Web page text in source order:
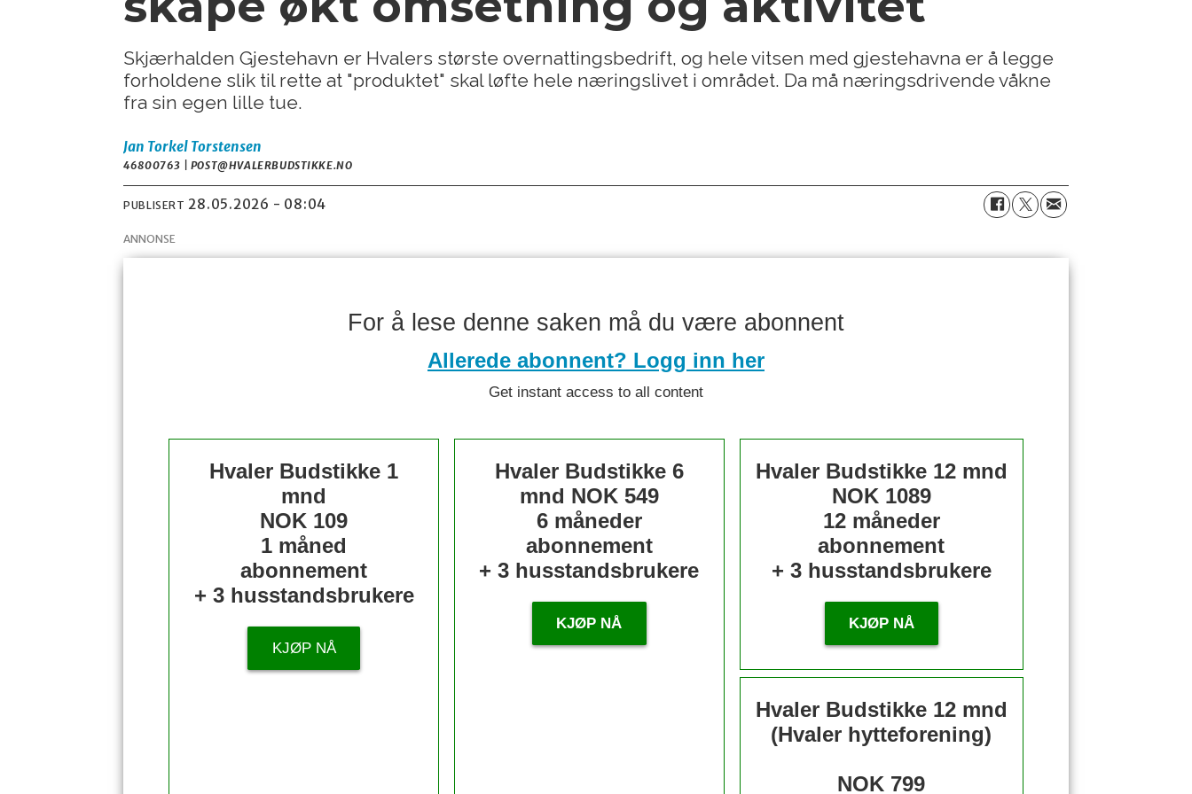
Skjærhalden Gjestehavn er Hvalers største overnattingsbedrift, og hele vitsen med gjestehavna er å legge
forholdene slik til rette at "produktet" skal løfte hele næringslivet i området. Da må næringsdrivende våkne
fra sin egen lille tue.
Jan Torkel Torstensen
46800763 | POST@HVALERBUDSTIKKE.NO
PUBLISERT 28.05.2026 - 08:04
ANNONSE
For å lese denne saken må du være abonnent
Allerede abonnent? Logg inn her
Get instant access to all content
Hvaler Budstikke 1
mnd
NOK 109
1 måned
abonnement
+ 3 husstandsbrukere
KJØP NÅ
Hvaler Budstikke 6
mnd NOK 549
6 måneder
abonnement
+ 3 husstandsbrukere
KJØP NÅ
Hvaler Budstikke 12 mnd
NOK 1089
12 måneder
abonnement
+ 3 husstandsbrukere
KJØP NÅ
Hvaler Budstikke 12 mnd
(Hvaler hytteforening)
NOK 799